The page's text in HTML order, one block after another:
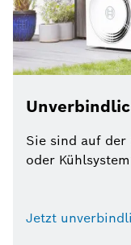
Sie sind auf der
oder
Jetzt